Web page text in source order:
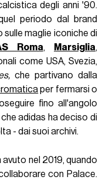
degli anni '90.
periodo dal brand
sulle maglie iconiche di
Roma, Marsiglia,
come USA, Svezia,
che partivano dalla
per fermarsi o
fino all'angolo
adidas ha deciso di
- dai suoi archivi.
avuto nel 2019, quando
con Palace.